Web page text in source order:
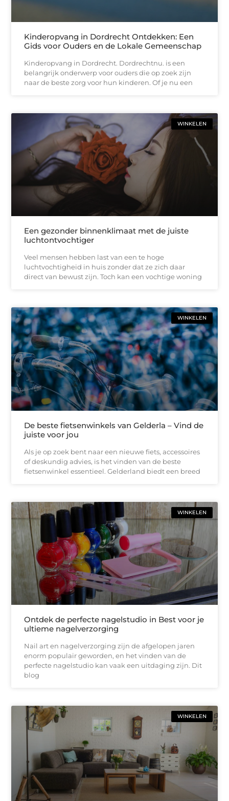
Kinderopvang in Dordrecht Ontdekken: Een
Gids voor Ouders en de Lokale Gemeenschap
Kinderopvang in Dordrecht. Dordrechtnu. is een
belangrijk onderwerp voor ouders die op zoek zijn
naar de beste zorg voor hun kinderen. Of je nu een
WINKELEN
Een gezonder binnenklimaat met de juiste
luchtontvochtiger
Veel mensen hebben last van een te hoge
luchtvochtigheid in huis zonder dat ze zich daar
direct van bewust zijn. Toch kan een vochtige woning
WINKELEN
De beste fietsenwinkels van Gelderla – Vind de
juiste voor jou
Als je op zoek bent naar een nieuwe fiets, accessoires
of deskundig advies, is het vinden van de beste
fietsenwinkel essentieel. Gelderland biedt een breed
WINKELEN
Ontdek de perfecte nagelstudio in Best voor je
ultieme nagelverzorging
Nail art en nagelverzorging zijn de afgelopen jaren
enorm populair geworden, en het vinden van de
perfecte nagelstudio kan vaak een uitdaging zijn. Dit
blog
WINKELEN